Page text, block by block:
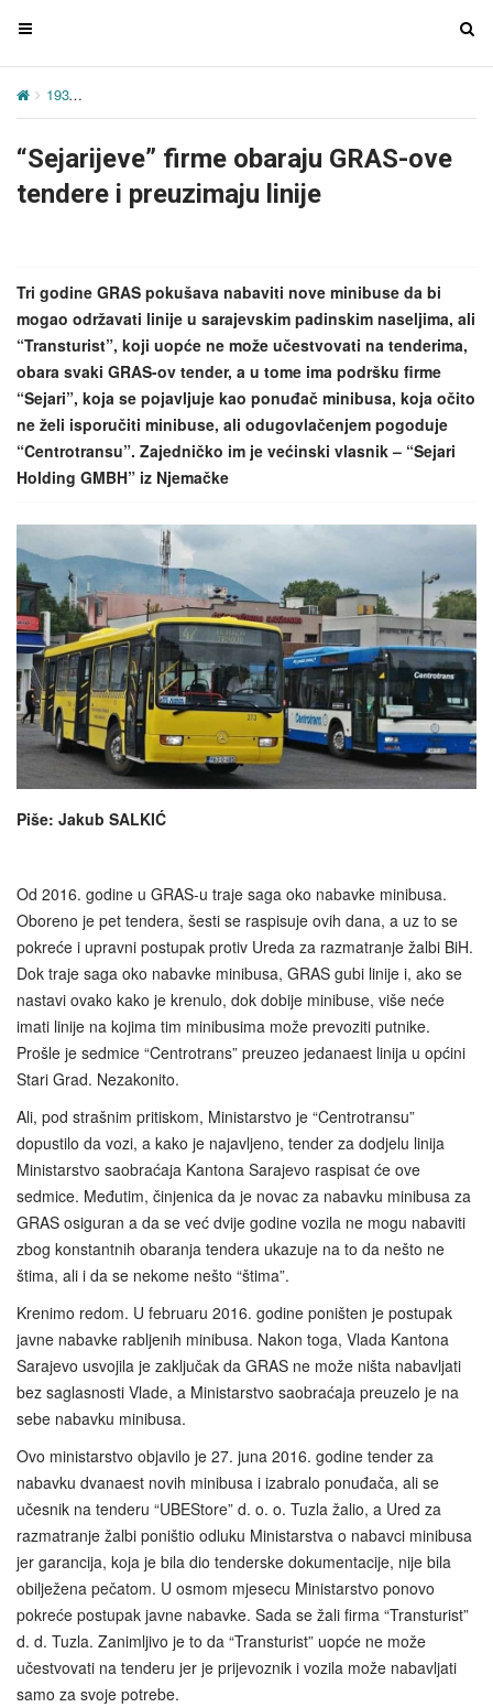
T
g
e
n
g
a
t
i
o
n
T
a
t
o
193
“Sejarijeve” firme obaraju GRAS-ove
tendere i preuzimaju linije
Tri godine GRAS pokušava nabaviti nove minibuse da bi
mogao održavati linije u sarajevskim padinskim naseljima, ali
“Transturist”, koji uopće ne može učestvovati na tenderima,
obara svaki GRAS-ov tender, a u tome ima podršku firme
“Sejari”, koja se pojavljuje kao ponuđač minibusa, koja očito
ne želi isporučiti minibuse, ali odugovlačenjem pogoduje
“Centrotransu”. Zajedničko im je većinski vlasnik – “Sejari
Holding GMBH” iz Njemačke
Piše: Jakub SALKIĆ
Od 2016. godine u GRAS-u traje saga oko nabavke minibusa.
Oboreno je pet tendera, šesti se raspisuje ovih dana, a uz to se
pokreće i upravni postupak protiv Ureda za razmatranje žalbi BiH.
Dok traje saga oko nabavke minibusa, GRAS gubi linije i, ako se
nastavi ovako kako je krenulo, dok dobije minibuse, više neće
imati linije na kojima tim minibusima može prevoziti putnike.
Prošle je sedmice “Centrotrans” preuzeo jedanaest linija u općini
Stari Grad. Nezakonito.
Ali, pod strašnim pritiskom, Ministarstvo je “Centrotransu”
dopustilo da vozi, a kako je najavljeno, tender za dodjelu linija
Ministarstvo saobraćaja Kantona Sarajevo raspisat će ove
sedmice. Međutim, činjenica da je novac za nabavku minibusa za
GRAS osiguran a da se već dvije godine vozila ne mogu nabaviti
zbog konstantnih obaranja tendera ukazuje na to da nešto ne
štima, ali i da se nekome nešto “štima”.
Krenimo redom. U februaru 2016. godine poništen je postupak
javne nabavke rabljenih minibusa. Nakon toga, Vlada Kantona
Sarajevo usvojila je zaključak da GRAS ne može ništa nabavljati
bez saglasnosti Vlade, a Ministarstvo saobraćaja preuzelo je na
sebe nabavku minibusa.
Ovo ministarstvo objavilo je 27. juna 2016. godine tender za
nabavku dvanaest novih minibusa i izabralo ponuđača, ali se
učesnik na tenderu “UBEStore” d. o. o. Tuzla žalio, a Ured za
razmatranje žalbi poništio odluku Ministarstva o nabavci minibusa
jer garancija, koja je bila dio tenderske dokumentacije, nije bila
obilježena pečatom. U osmom mjesecu Ministarstvo ponovo
pokreće postupak javne nabavke. Sada se žali firma “Transturist”
d. d. Tuzla. Zanimljivo je to da “Transturist” uopće ne može
učestvovati na tenderu jer je prijevoznik i vozila može nabavljati
samo za svoje potrebe.